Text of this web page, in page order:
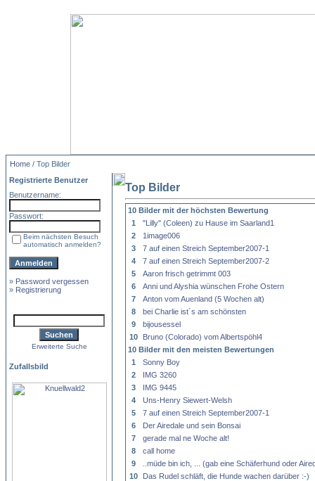
Home / Top Bilder
Registrierte Benutzer
Benutzername:
Passwort:
Beim nächsten Besuch
automatisch anmelden?
» Password vergessen
» Registrierung
Erweiterte Suche
Zufallsbild
Top Bilder
10 Bilder mit der höchsten Bewertung
1
"Lilly" (Coleen) zu Hause im Saarland1
2
1image006
3
7 auf einen Streich September2007-1
4
7 auf einen Streich September2007-2
5
Aaron frisch getrimmt 003
6
Anni und Alyshia wünschen Frohe Ostern
7
Anton vom Auenland (5 Wochen alt)
8
bei Charlie ist´s am schönsten
9
bijousessel
10
Bruno (Colorado) vom Albertspöhl4
10 Bilder mit den meisten Bewertungen
1
Sonny Boy
2
IMG 3260
3
IMG 9445
4
Uns-Henry Siewert-Welsh
5
7 auf einen Streich September2007-1
6
Der Airedale und sein Bonsai
7
gerade mal ne Woche alt!
8
call home
9
..müde bin ich, ... (gab eine Schäferhund oder
10
Das Rudel schläft, die Hunde wachen darüber :-)